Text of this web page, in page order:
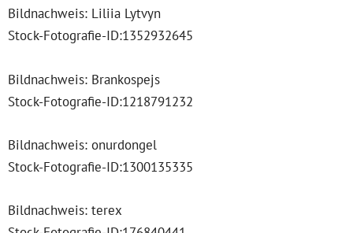
Bildnachweis: Liliia Lytvyn
Stock-Fotografie-ID:1352932645
Bildnachweis: Brankospejs
Stock-Fotografie-ID:1218791232
Bildnachweis: onurdongel
Stock-Fotografie-ID:1300135335
Bildnachweis: terex